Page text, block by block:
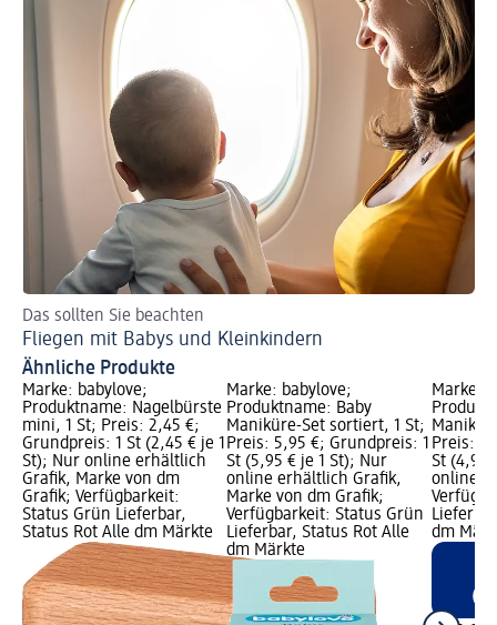
Das sollten Sie beachten
Fliegen mit Babys und Kleinkindern
Ähnliche Produkte
Marke: babylove;
Produktname: Nagelbürste
mini, 1 St; Preis: 2,45 €;
Grundpreis: 1 St (2,45 € je 1
St); Nur online erhältlich
Grafik, Marke von dm
Grafik; Verfügbarkeit:
Status Grün Lieferbar,
Status Rot Alle dm Märkte
Marke: babylove;
Produktname: Baby
Maniküre-Set sortiert, 1 St;
Preis: 5,95 €; Grundpreis: 1
St (5,95 € je 1 St); Nur
online erhältlich Grafik,
Marke von dm Grafik;
Verfügbarkeit: Status Grün
Lieferbar, Status Rot Alle
dm Märkte
Marke:
Preis:
St (4,95
online
dm